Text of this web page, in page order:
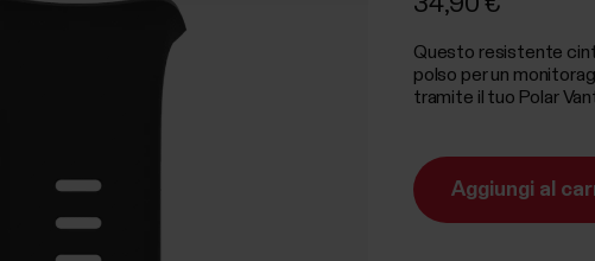
Questo resistente
polso per un
tramite il tuo Polar
Aggiungi al